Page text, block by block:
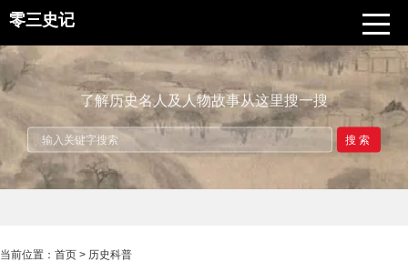
零三史记
了解历史名人及人物故事从这里搜一搜
搜索
当前位置： 首页 > 历史科普